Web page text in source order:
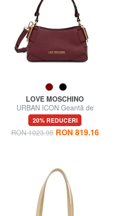
LOVE MOSCHINO
URBAN ICON Geantă de
mână, cu curea de umăr
20% REDUCERI
RON 1023.95 RON 819.16